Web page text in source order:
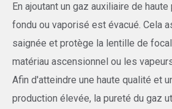
En ajoutant un gaz auxiliaire de
fondu ou vaporisé est évacué. Cela
saignée et protège la lentille de
matériau ascensionnel ou les
Afin d'atteindre une haute qualité et
production élevée, la pureté du gaz